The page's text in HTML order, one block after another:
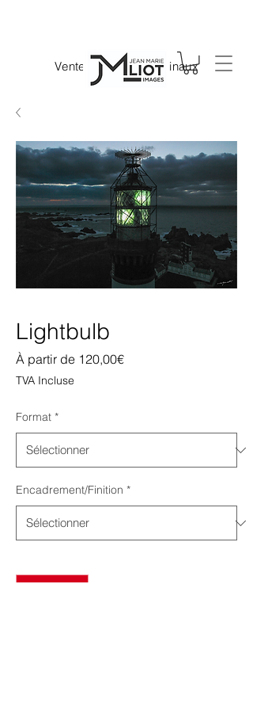
Vente de tirages originaux
Lightbulb
À partir de 120,00€Prix
TVA Incluse
Format *
Encadrement/Finition *